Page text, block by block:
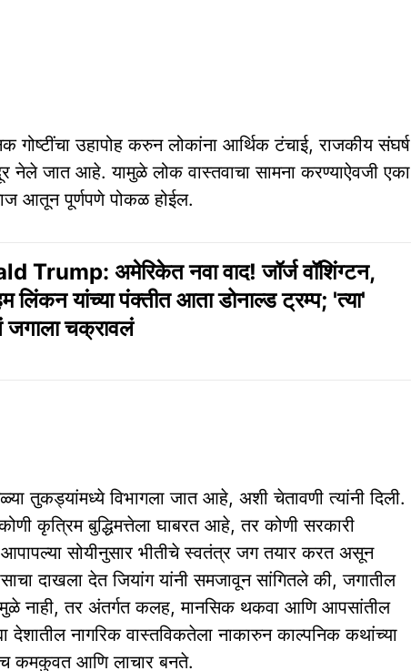
गोष्टींचा उहापोह करुन लोकांना आर्थिक टंचाई, राजकीय संघर्ष
नेले जात आहे. यामुळे लोक वास्तवाचा सामना करण्याऐवजी एका
आतून पूर्णपणे पोकळ होईल.
Trump: अमेरिकेत नवा वाद! जॉर्ज वॉशिंग्टन,
लिंकन यांच्या पंक्तीत आता डोनाल्ड ट्रम्प; 'त्या'
जगाला चक्रावलं
तुकड्यांमध्ये विभागला जात आहे, अशी चेतावणी त्यांनी दिली.
कृत्रिम बुद्धिमत्तेला घाबरत आहे, तर कोणी सरकारी
सोयीनुसार भीतीचे स्वतंत्र जग तयार करत असून
दाखला देत जियांग यांनी समजावून सांगितले की, जगातील
नाही, तर अंतर्गत कलह, मानसिक थकवा आणि आपसांतील
देशातील नागरिक वास्तविकतेला नाकारुन काल्पनिक कथांच्या
कमकुवत आणि लाचार बनते.